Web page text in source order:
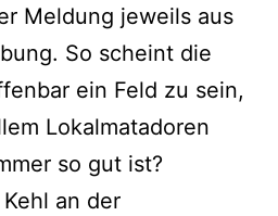
Meldung jeweils aus
So scheint die
ein Feld zu sein,
Lokalmatadoren
so gut ist?
an der